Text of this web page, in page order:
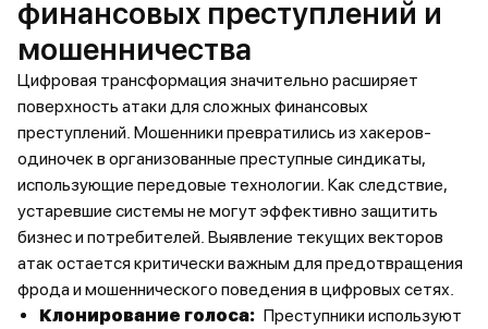
финансовых преступлений и
мошенничества
Цифровая трансформация значительно расширяет
поверхность атаки для сложных финансовых
преступлений. Мошенники превратились из хакеров-
одиночек в организованные преступные синдикаты,
использующие передовые технологии. Как следствие,
устаревшие системы не могут эффективно защитить
бизнес и потребителей. Выявление текущих векторов
атак остается критически важным для предотвращения
фрода и мошеннического поведения в цифровых сетях.
Клонирование голоса: Преступники используют